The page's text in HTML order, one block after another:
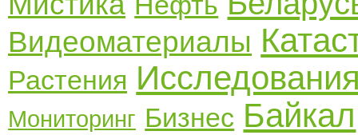
Видеоматериалы
Растения
Мониторинг Бизнес Байкал